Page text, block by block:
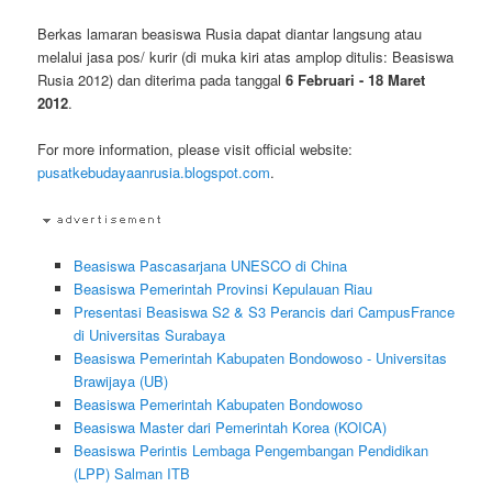
Berkas lamaran beasiswa Rusia dapat diantar langsung atau
melalui jasa pos/ kurir (di muka kiri atas amplop ditulis: Beasiswa
Rusia 2012) dan diterima pada tanggal6 Februari - 18 Maret
2012.
For more information, please visit official website:
pusatkebudayaanrusia.blogspot.com.
Beasiswa Pascasarjana UNESCO di China
Beasiswa Pemerintah Provinsi Kepulauan Riau
Presentasi Beasiswa S2 & S3 Perancis dari CampusFrance
di Universitas Surabaya
Beasiswa Pemerintah Kabupaten Bondowoso - Universitas
Brawijaya (UB)
Beasiswa Pemerintah Kabupaten Bondowoso
Beasiswa Master dari Pemerintah Korea (KOICA)
Beasiswa Perintis Lembaga Pengembangan Pendidikan
(LPP) Salman ITB